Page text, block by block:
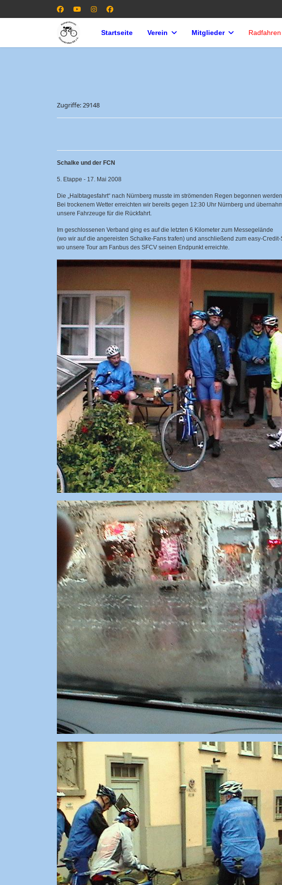
Startseite Verein Mitglieder Radfahren
Zugriffe: 29148
Schalke und der FCN
5. Etappe - 17. Mai 2008
Die „Halbtagesfahrt“ nach Nürnberg musste im strömenden Regen begonnen
Bei trockenem Wetter erreichten wir bereits gegen 12:30 Uhr Nürnberg und
unsere Fahrzeuge für die Rückfahrt.
Im geschlossenen Verband ging es auf die letzten 6 Kilometer zum Messegelände
(wo wir auf die angereisten Schalke-Fans trafen) und anschließend zum easy-Credit-
wo unsere Tour am Fanbus des SFCV seinen Endpunkt erreichte.